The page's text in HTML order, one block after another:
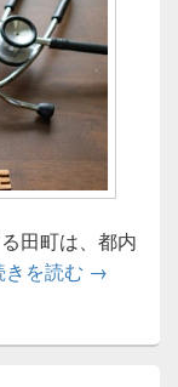
田町は、都内
きを読む 田町にお
→